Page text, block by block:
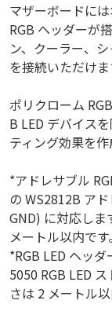
マザーボードに
RGB ヘッダーが
ン、クーラー、
を接続いただけま
ポリクローム
B LED デバイス
ティング効果を作
*アドレサブル
の WS2812B ア
GND) に対応しま
メートル以内です。
*RGB LED ヘッ
5050 RGB LED
さは 2 メートル以